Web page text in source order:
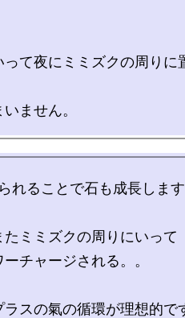
って夜にミミズクの周りに
れることで石も成長しま
たミミズクの周りにいって
チャージされる。。
ラスの氣の循環が理想的で